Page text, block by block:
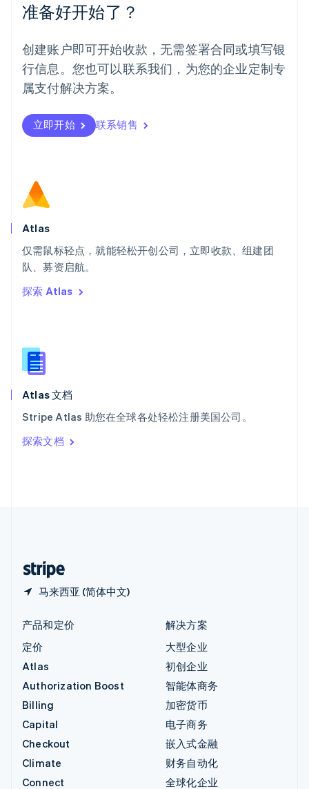
准备好开始了？
创建账户即可开始收款，无需签署合同或填写银
行信息。您也可以联系我们，为您的企业定制专
属支付解决方案。
立即开始 联系销售
Atlas
仅需鼠标轻点，就能轻松开创公司，立即收款、组建团
队、募资启航。
探索 Atlas
Atlas 文档
Stripe Atlas 助您在全球各处轻松注册美国公司。
探索文档
马来西亚 (简体中文)
挪威
葡萄牙
Português English
日本
日本語English
瑞典
瑞士
DeutschFrançais
English
斯洛文尼亚
泰国
ไทยEnglish
希腊
English
西班牙
新西兰
English
匈牙利
English
ItalianoEnglish
印度
English
产品和定价
定价
Atlas
Authorization Boost
Billing
Capital
Checkout
Climate
Connect
解决方案
大型企业
初创企业
智能体商务
加密货币
电子商务
嵌入式金融
财务自动化
全球化企业